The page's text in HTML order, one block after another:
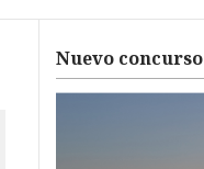
Nuevo concurso